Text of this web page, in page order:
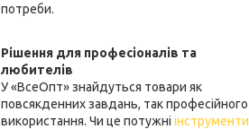
потреби.
Рішення для професіоналів та
любителів
У «ВсеОпт» знайдуться товари як
повсякденних завдань, так професійного
використання. Чи це потужні інструменти